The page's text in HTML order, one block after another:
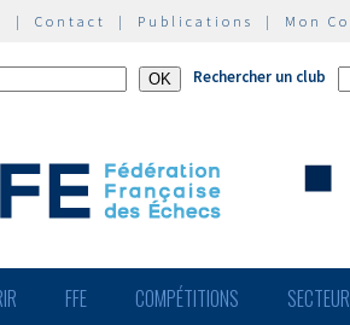
| Contact | Publications | Mon
Rechercher un club
FFE COMPÉTITIONS